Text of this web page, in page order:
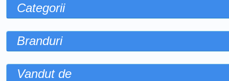
Categorii
Branduri
Vandut de